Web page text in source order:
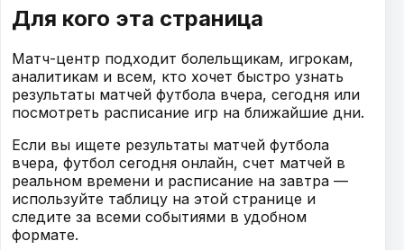
Для кого эта страница
Матч-центр подходит болельщикам, игрокам,
аналитикам и всем, кто хочет быстро узнать
результаты матчей футбола вчера, сегодня или
посмотреть расписание игр на ближайшие дни.
Если вы ищете результаты матчей футбола
вчера, футбол сегодня онлайн, счет матчей в
реальном времени и расписание на завтра —
используйте таблицу на этой странице и
следите за всеми событиями в удобном
формате.